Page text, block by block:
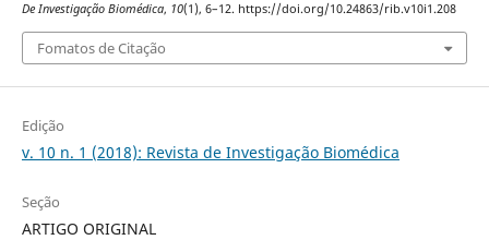
De Investigação Biomédica, 10(1), 6–12. https://doi.org/10.24863/rib.v10i1.208
Fomatos de Citação
Edição
v. 10 n. 1 (2018): Revista de Investigação Biomédica
Seção
ARTIGO ORIGINAL